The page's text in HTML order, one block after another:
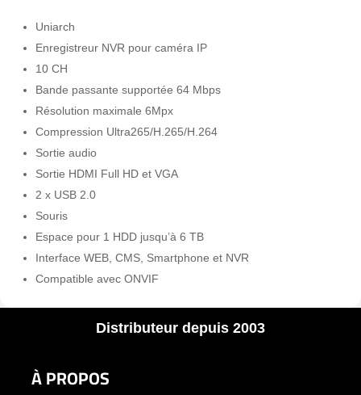
Uniarch
Enregistreur NVR pour caméra IP
10 CH
Bande passante supportée 64 Mbps
Résolution maximale 6Mpx
Compression Ultra265/H.265/H.264
Sortie audio
Sortie HDMI Full HD et VGA
2 x USB 2.0
Souris
Espace pour 1 HDD jusqu’à 6 TB
Interface WEB, CMS, Smartphone et NVR
Compatible avec ONVIF
Distributeur depuis 2003
À PROPOS